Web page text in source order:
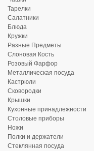
Тарелки
Салатники
Блюда
Кружки
Разные Предметы
Слоновая Кость
Розовый Фарфор
Металлическая посуда
Кастрюли
Сковородки
Крышки
Кухонные принадлежности
Столовые приборы
Ножи
Полки и держатели
Стеклянная посуда